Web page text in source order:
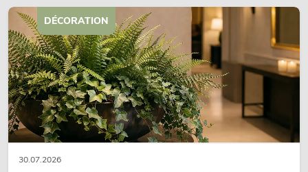
30.07.2026
DÉCORATION